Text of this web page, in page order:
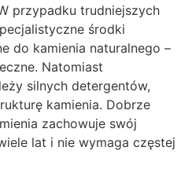
przypadku trudniejszych
środki
do kamienia naturalnego –
Natomiast
silnych detergentów,
kamienia. Dobrze
zachowuje swój
lat i nie wymaga częstej